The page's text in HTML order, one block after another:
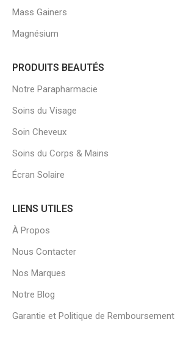
Mass Gainers
Magnésium
PRODUITS BEAUTÉS
Notre Parapharmacie
Soins du Visage
Soin Cheveux
Soins du Corps & Mains
Écran Solaire
LIENS UTILES
À Propos
Nous Contacter
Nos Marques
Notre Blog
Garantie et Politique de Remboursement